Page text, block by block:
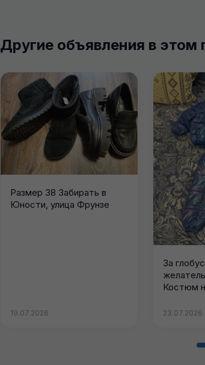
Другие объявления в этом
Размер 38 Забирать в
Юности, улица Фрунзе
19.07.2026
За
Костюм
23.07.2026